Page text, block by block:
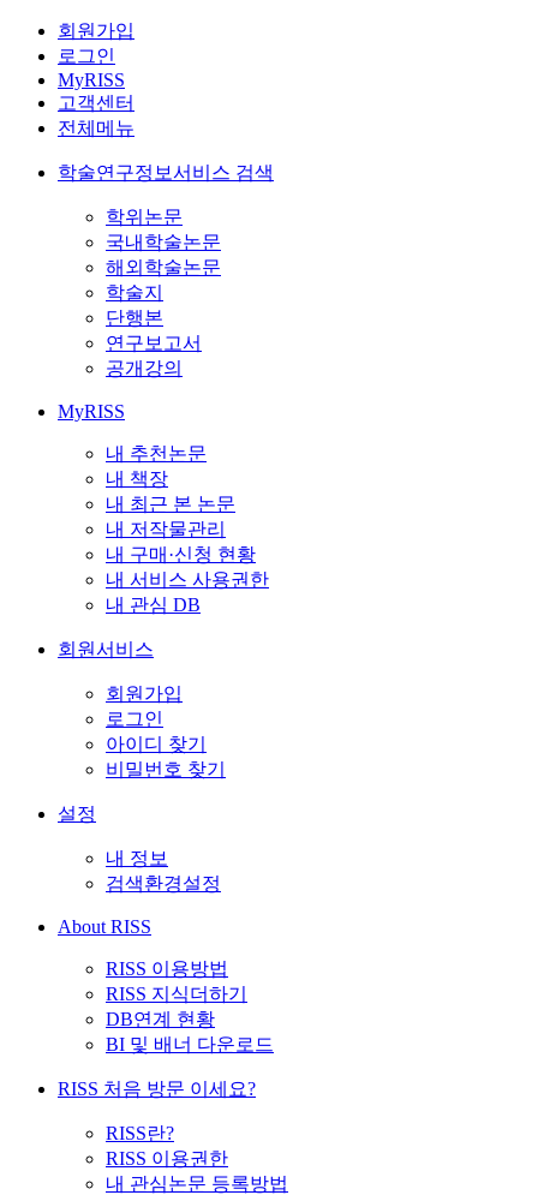
회원가입
로그인
MyRISS
고객센터
전체메뉴
학술연구정보서비스 검색
학위논문
국내학술논문
해외학술논문
학술지
단행본
연구보고서
공개강의
MyRISS
내 추천논문
내 책장
내 최근 본 논문
내 저작물관리
내 구매·신청 현황
내 서비스 사용권한
내 관심 DB
회원서비스
회원가입
로그인
아이디 찾기
비밀번호 찾기
설정
내 정보
검색환경설정
About RISS
RISS 이용방법
RISS 지식더하기
DB연계 현황
BI 및 배너 다운로드
RISS 처음 방문 이세요?
RISS란?
RISS 이용권한
내 관심논문 등록방법